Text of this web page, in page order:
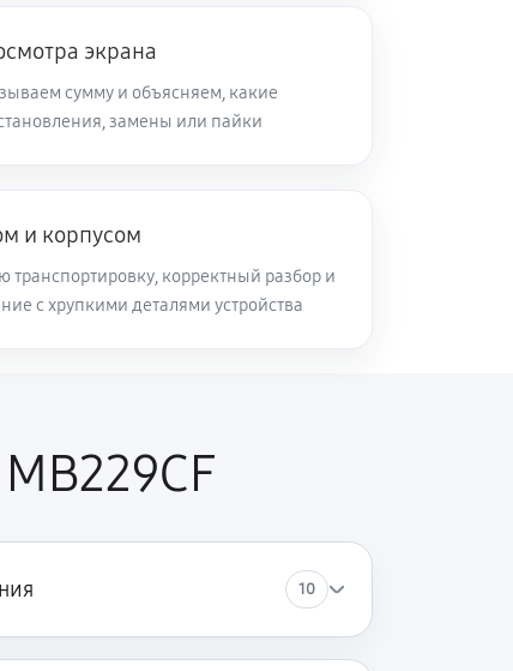
экрана
сумму и объясняем, какие
замены или пайки
и корпусом
транспортировку, корректный разбор и
с хрупкими деталями устройства
10